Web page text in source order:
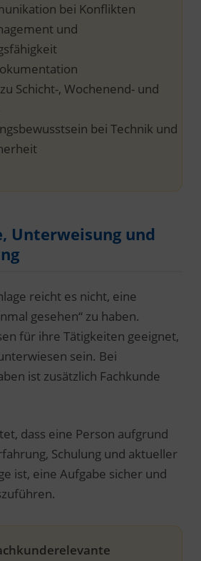
bei Konflikten
und
Schicht-, Wochenend- und
bei Technik und
Unterweisung und
reicht es nicht, eine
gesehen“ zu haben.
für ihre Tätigkeiten geeignet,
sein. Bei
ist zusätzlich Fachkunde
dass eine Person aufgrund
Schulung und aktueller
ist, eine Aufgabe sicher und